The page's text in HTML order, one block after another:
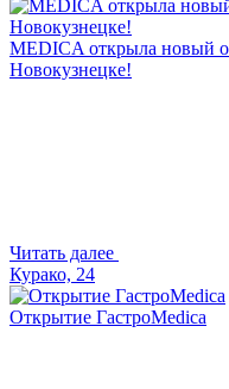
MEDICA открыла новый
Новокузнецке!
Читать далее
Курако, 24
Открытие ГастроMedica